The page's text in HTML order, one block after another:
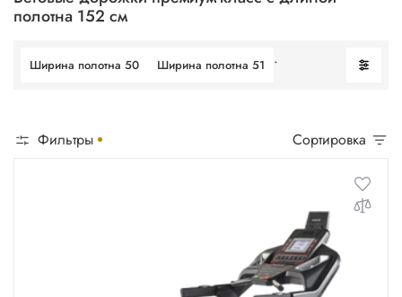
полотна 152 см
Ширина полотна 50 Ширина полотна 51 .
Фильтры Сортировка
Мощность 4 л.с.
Мощность 5 л.с.
Для фитнес клубов
Для ходьбы